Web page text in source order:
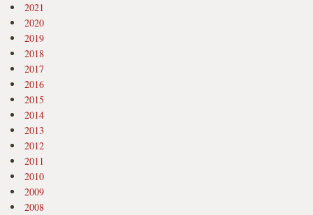
2021
2020
2019
2018
2017
2016
2015
2014
2013
2012
2011
2010
2009
2008